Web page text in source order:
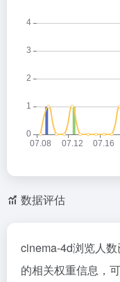
数据评估
cinema-4d浏览人
的相关权重信息，